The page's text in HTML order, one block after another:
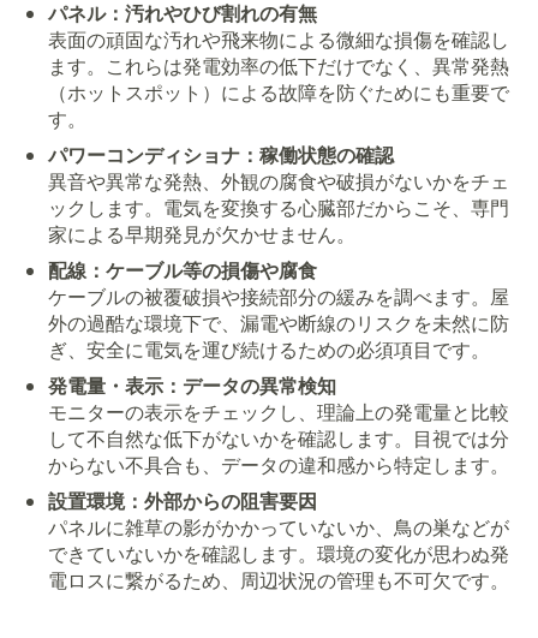
パネル：汚れやひび割れの有無
表面の頑固な汚れや飛来物による微細な損傷を確認し
ます。これらは発電効率の低下だけでなく、異常発熱
（ホットスポット）による故障を防ぐためにも重要で
す。
パワーコンディショナ：稼働状態の確認
異音や異常な発熱、外観の腐食や破損がないかをチェ
ックします。電気を変換する心臓部だからこそ、専門
家による早期発見が欠かせません。
配線：ケーブル等の損傷や腐食
ケーブルの被覆破損や接続部分の緩みを調べます。屋
外の過酷な環境下で、漏電や断線のリスクを未然に防
ぎ、安全に電気を運び続けるための必須項目です。
発電量・表示：データの異常検知
モニターの表示をチェックし、理論上の発電量と比較
して不自然な低下がないかを確認します。目視では分
からない不具合も、データの違和感から特定します。
設置環境：外部からの阻害要因
パネルに雑草の影がかかっていないか、鳥の巣などが
できていないかを確認します。環境の変化が思わぬ発
電ロスに繋がるため、周辺状況の管理も不可欠です。